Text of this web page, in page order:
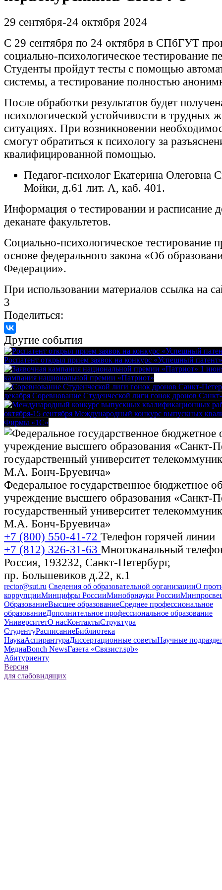
29 сентября-24 октября 2024
С 29 сентября по 24 октября в СПбГУТ
социально-психологическое тестирование
Студенты пройдут тесты с помощью
системы, а тестирование полностью
После обработки результатов будет
психологической устойчивости в трудных
ситуациях. При возникновении
смогут обратиться к психологу за
квалифицированной помощью.
Педагог-психолог Екатерина Олеговна
Мойки, д.61 лит. А, каб. 401.
Информация о тестировании и расписание
деканате факультетов.
Социально-психологическое тестирование
основе федерального закона «Об
Федерации».
При использовании материалов ссылка на
3
Поделиться:
Другие события
Роспатент открыл прием заявок на конкурс «Успешный патент»
1
кампания национальной премии «Патриот»
декабря Соревнование Студенческой лиги гонок дронов
октября-15 сентября Международный конкурс выпускных
Фирмы «1С»
Федеральное государственное бюджетное
учреждение высшего образования «Санкт-
государственный университет
М.А. Бонч-Бруевича»
+7 (800) 550-41-72 Телефон горячей линии
+7 (812) 326-31-63 Многоканальный
Россия, 193232, Санкт-Петербург,
пр. Большевиков д.22, к.1
rector@sut.ru Сведения об образовательной организацииО
коррупцииМинцифры РоссииМинобрнауки России
ОбразованиеВысшее образованиеСреднее профессиональное
образованиеДополнительное профессиональное образование
УниверситетО насКонтактыСтруктура
СтудентуРасписаниеБиблиотека
НаукаАспирантураДиссертационные советыНаучные
МедиаBonch NewsГазета «Связист.spb»
Абитуриенту
Версия
для слабовидящих